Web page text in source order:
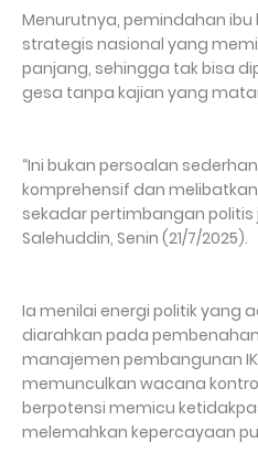
Menurutnya, pemindahan
strategis nasional yang
panjang, sehingga tak bisa
gesa tanpa kajian yang
“Ini bukan persoalan
komprehensif dan
sekadar pertimbangan politis
Salehuddin, Senin (21/7/2025).
Ia menilai energi politik yang
diarahkan pada
manajemen pembangunan
memunculkan wacana
berpotensi memicu
melemahkan kepercayaan